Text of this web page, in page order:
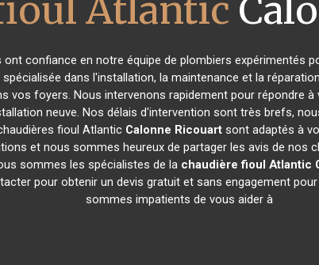
Atlantic
ont confiance en notre équipe de plombiers expérimentés
dans l'installation, la maintenance et la
vos foyers. Nous intervenons rapidement pour répondre
neuve. Nos délais d'intervention sont très brefs,
fioul Atlantic Calonne Ricouartsont adaptés à
et nous sommes heureux de partager les avis de nos
sommes les spécialistes de la chaudière fioul Atlantic
pour obtenir un devis gratuit et sans engagement
sommes impatients de vous aider à